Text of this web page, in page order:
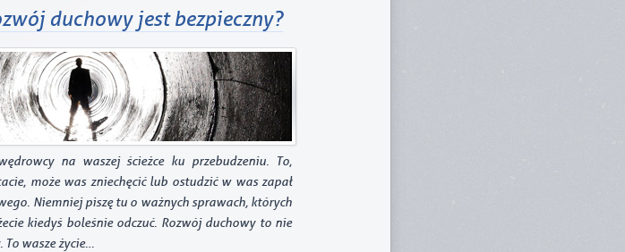
duchowy jest bezpieczny?
na waszej ścieżce ku przebudzeniu. To,
może was zniechęcić lub ostudzić w was zapał
Niemniej piszę tu o ważnych sprawach, których
kiedyś boleśnie odczuć. Rozwój duchowy to nie
wasze życie…